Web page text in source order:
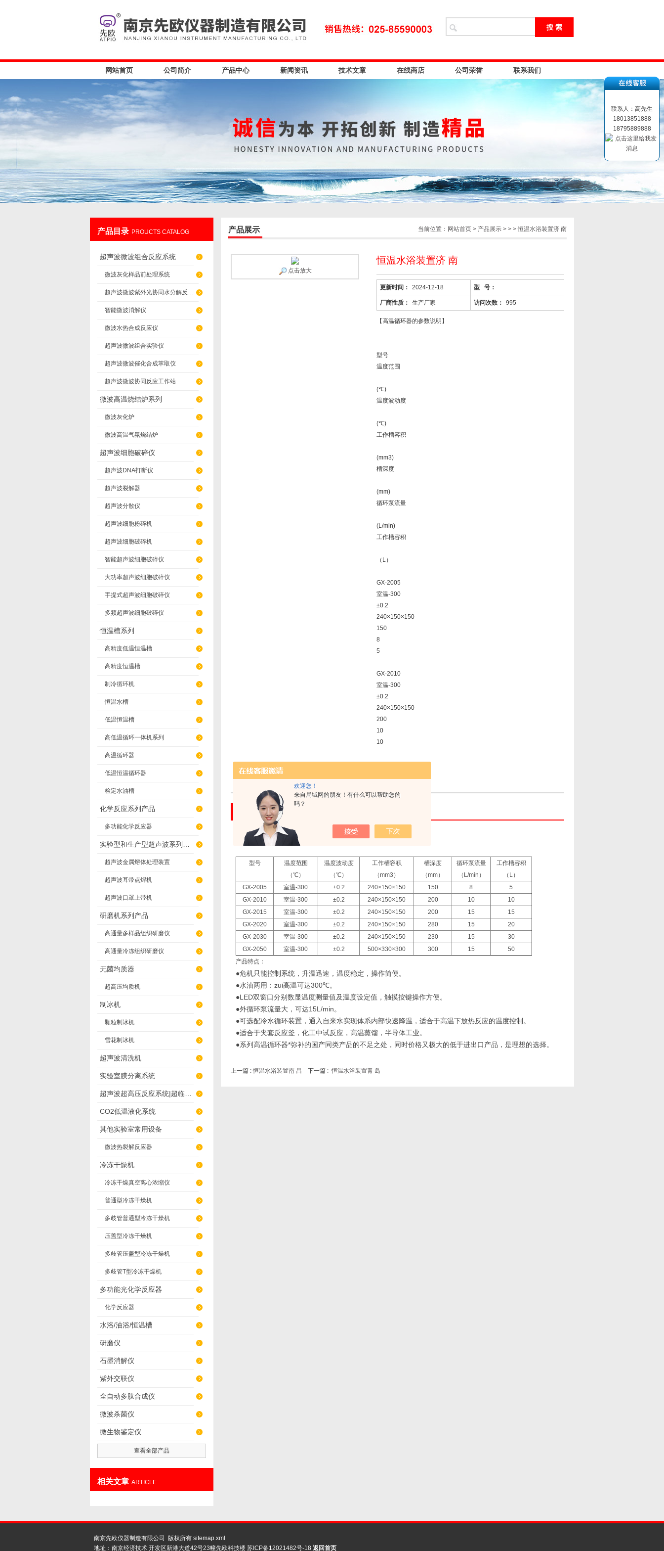
欢迎您！
来自局域网的朋友！有什么可以帮助您的
吗？
网站首页 公司简介 产品中心 新闻资讯 技术文章 在线商店 公司荣誉 联系我们
产品目录 PROUCTS CATALOG
超声波微波组合反应系统
微波灰化样品前处理系统
超声波微波紫外光协同水分解反应系统
智能微波消解仪
微波水热合成反应仪
超声波微波组合实验仪
超声波微波催化合成萃取仪
超声波微波协同反应工作站
微波高温烧结炉系列
微波灰化炉
微波高温气氛烧结炉
超声波细胞破碎仪
超声波DNA打断仪
超声波裂解器
超声波分散仪
超声波细胞粉碎机
超声波细胞破碎机
智能超声波细胞破碎仪
大功率超声波细胞破碎仪
手提式超声波细胞破碎仪
多频超声波细胞破碎仪
恒温槽系列
高精度低温恒温槽
高精度恒温槽
制冷循环机
恒温水槽
低温恒温槽
高低温循环一体机系列
高温循环器
低温恒温循环器
检定水油槽
化学反应系列产品
多功能化学反应器
超声波金属熔体处理装置
超声波耳带点焊机
超声波口罩上带机
研磨机系列产品
高通量多样品组织研磨仪
高通量冷冻组织研磨仪
无菌均质器
超高压均质机
制冰机
颗粒制冰机
雪花制冰机
超声波清洗机
实验室膜分离系统
CO2低温液化系统
其他实验室常用设备
微波热裂解反应器
冷冻干燥机
冷冻干燥真空离心浓缩仪
普通型冷冻干燥机
多歧管普通型冷冻干燥机
压盖型冷冻干燥机
多歧管压盖型冷冻干燥机
多歧管T型冷冻干燥机
多功能光化学反应器
化学反应器
水浴/油浴/恒温槽
研磨仪
石墨消解仪
紫外交联仪
全自动多肽合成仪
微波杀菌仪
微生物鉴定仪
查看全部产品
相关文章 ARTICLE
当前位置： 网站首页 > 产品展示 > > > 恒温水浴装置济 南
产品展示
恒温水浴装置济 南
更新时间： 2024-12-18 型 号：
厂商性质： 生产厂家 访问次数： 995
【高温循环器的参数说明】
型号
温度范围
(℃)
温度波动度
(℃)
工作槽容积
(mm3)
槽深度
(mm)
循环泵流量
(L/min)
工作槽容积
（L）
GX-2005
室温-300
±0.2
240×150×150
150
8
5
GX-2010
室温-300
±0.2
240×150×150
200
10
10
点击放大
产品介绍
【高温循环器的参数说明】
型号
温度范围
（℃）
温度波动度
（℃）
工作槽容积
（mm3）
槽深度
（mm）
循环泵流量
（L/min）
工作槽容积
（L）
GX-2005
室温-300 ±0.2 240×150×150 150 8
5
GX-2010
室温-300 ±0.2 240×150×150 200 10
10
GX-2015
室温-300 ±0.2 240×150×150 200 15
15
GX-2020
室温-300 ±0.2 240×150×150 280 15
20
GX-2030
室温-300 ±0.2 240×150×150 230 15
30
GX-2050
室温-300 ±0.2 500×330×300 300 15
50
产品特点：
●危机只能控制系统，升温迅速，温度稳定，操作简便。
●水油两用：zui高温可达300℃。
●LED双窗口分别数显温度测量值及温度设定值，触摸按键操作方便。
●外循环泵流量大，可达15L/min。
●可选配冷水循环装置，通入自来水实现体系内部快速降温，适合于高温下放热反应的温度控制。
●适合于夹套反应釜，化工中试反应，高温蒸馏，半导体工业。
●系列高温循环器*弥补的国产同类产品的不足之处，同时价格又极大的低于进出口产品，是理想的选择。
上一篇 :恒温水浴装置南 昌 下一篇 :恒温水浴装置青 岛
南京先欧仪器制造有限公司 版权所有 sitemap.xml
地址：南京经济技术 开发区新港大道42号23幢先欧科技楼 苏ICP备12021482号-18 返回首页
联系人：高先生
18013851888
18795889888